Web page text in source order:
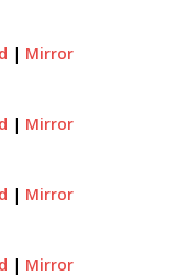
| Mirror
| Mirror
| Mirror
| Mirror